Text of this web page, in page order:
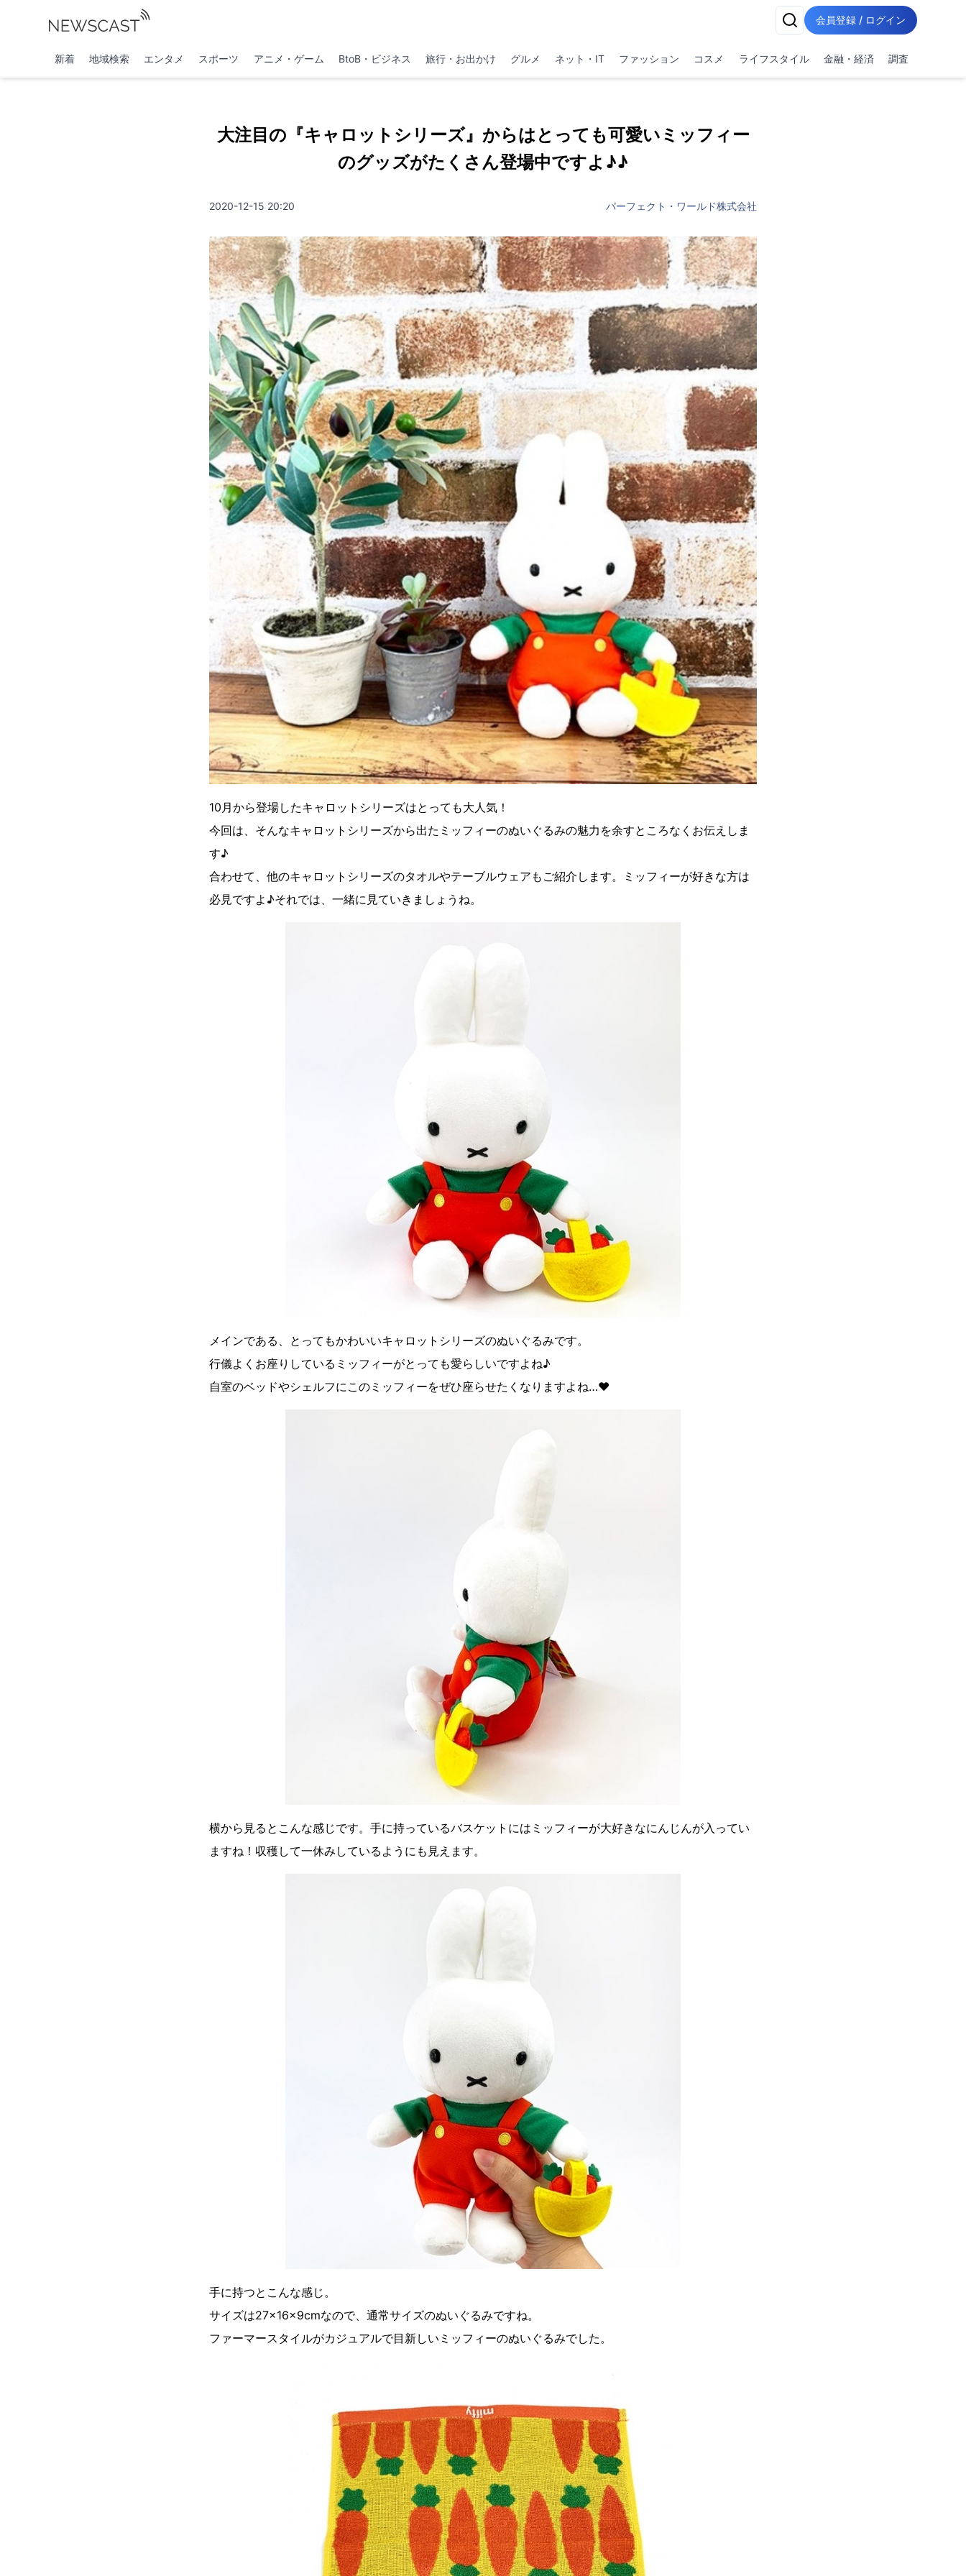
会員登録 / ログイン
新着 地域検索 エンタメ スポーツ アニメ・ゲーム BtoB・ビジネス 旅行・お出かけ グルメ ネット・IT ファッション コスメ ライフスタイル 金融・経済 調査
大注目の『キャロットシリーズ』からはとっても可愛いミッフィー
のグッズがたくさん登場中ですよ♪♪
2020-12-15 20:20 パーフェクト・ワールド株式会社
10月から登場したキャロットシリーズはとっても大人気！
今回は、そんなキャロットシリーズから出たミッフィーのぬいぐるみの魅力を余すところなくお伝えしま
す♪
合わせて、他のキャロットシリーズのタオルやテーブルウェアもご紹介します。ミッフィーが好きな方は
必見ですよ♪それでは、一緒に見ていきましょうね。
メインである、とってもかわいいキャロットシリーズのぬいぐるみです。
行儀よくお座りしているミッフィーがとっても愛らしいですよね♪
自室のベッドやシェルフにこのミッフィーをぜひ座らせたくなりますよね…♥
横から見るとこんな感じです。手に持っているバスケットにはミッフィーが大好きなにんじんが入ってい
ますね！収穫して一休みしているようにも見えます。
手に持つとこんな感じ。
サイズは27×16×9cmなので、通常サイズのぬいぐるみですね。
ファーマースタイルがカジュアルで目新しいミッフィーのぬいぐるみでした。